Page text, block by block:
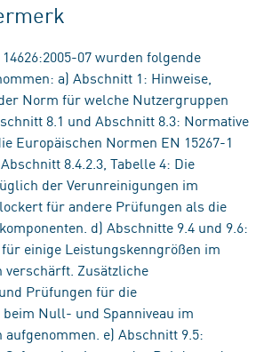
07 wurden folgende
a) Abschnitt 1: Hinweise,
Norm für welche Nutzergruppen
8.1 und Abschnitt 8.3: Normative
Europäischen Normen EN 15267-1
8.4.2.3, Tabelle 4: Die
der Verunreinigungen im
für andere Prüfungen als die
d) Abschnitte 9.4 und 9.6:
einige Leistungskenngrößen im
Zusätzliche
Prüfungen für die
Null- und Spanniveau im
e) Abschnitt 9.5: